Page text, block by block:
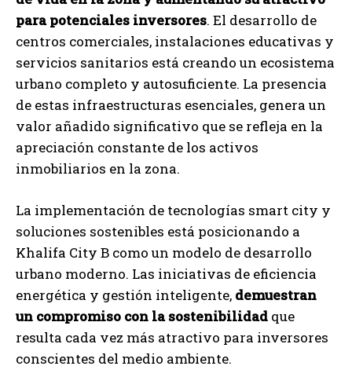
para potenciales inversores. El desarrollo de
centros comerciales, instalaciones educativas y
servicios sanitarios está creando un ecosistema
urbano completo y autosuficiente. La presencia
de estas infraestructuras esenciales, genera un
valor añadido significativo que se refleja en la
apreciación constante de los activos
inmobiliarios en la zona.
La implementación de tecnologías smart city y
soluciones sostenibles está posicionando a
Khalifa City B como un modelo de desarrollo
urbano moderno. Las iniciativas de eficiencia
energética y gestión inteligente, demuestran
un compromiso con la sostenibilidad que
resulta cada vez más atractivo para inversores
conscientes del medio ambiente.